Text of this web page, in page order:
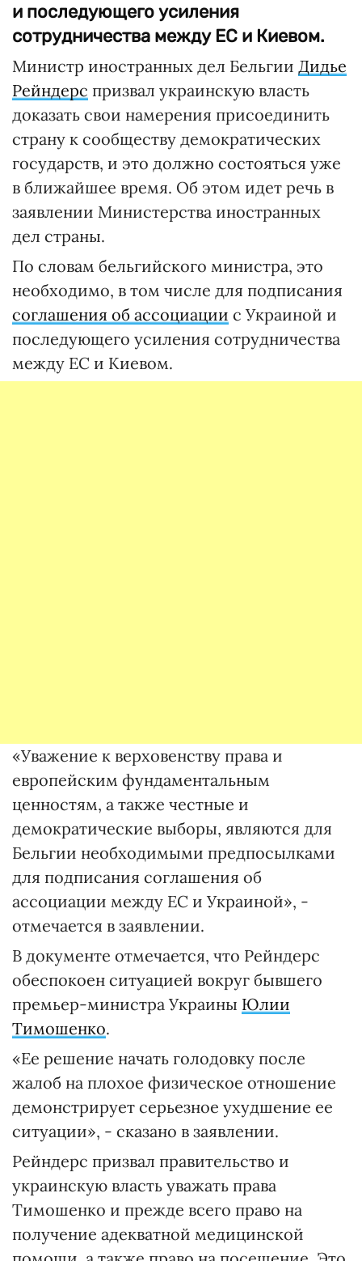
и последующего усиления
сотрудничества между ЕС и Киевом.
Министр иностранных дел Бельгии Дидье
Рейндерс призвал украинскую власть
доказать свои намерения присоединить
страну к сообществу демократических
государств, и это должно состояться уже
в ближайшее время. Об этом идет речь в
заявлении Министерства иностранных
дел страны.
По словам бельгийского министра, это
необходимо, в том числе для подписания
соглашения об ассоциации с Украиной и
последующего усиления сотрудничества
между ЕС и Киевом.
«Уважение к верховенству права и
европейским фундаментальным
ценностям, а также честные и
демократические выборы, являются для
Бельгии необходимыми предпосылками
для подписания соглашения об
ассоциации между ЕС и Украиной», -
отмечается в заявлении.
В документе отмечается, что Рейндерс
обеспокоен ситуацией вокруг бывшего
премьер-министра Украины Юлии
Тимошенко.
«Ее решение начать голодовку после
жалоб на плохое физическое отношение
демонстрирует серьезное ухудшение ее
ситуации», - сказано в заявлении.
Рейндерс призвал правительство и
украинскую власть уважать права
Тимошенко и прежде всего право на
получение адекватной медицинской